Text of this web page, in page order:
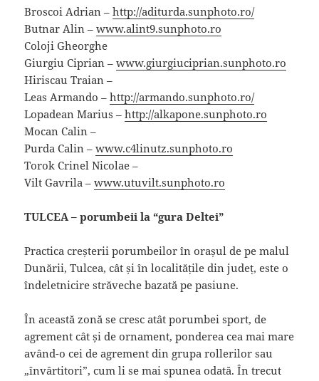
Broscoi Adrian –http://aditurda.sunphoto.ro/
Butnar Alin –www.alint9.sunphoto.ro
Coloji Gheorghe
Giurgiu Ciprian –www.giurgiuciprian.sunphoto.ro
Hiriscau Traian –
Leas Armando –http://armando.sunphoto.ro/
Lopadean Marius –http://alkapone.sunphoto.ro
Mocan Calin –
Purda Calin –www.c4linutz.sunphoto.ro
Torok Crinel Nicolae –
Vilt Gavrila –www.utuvilt.sunphoto.ro
TULCEA – porumbeii la “gura Deltei”
Practica creșterii porumbeilor în orașul de pe malul
Dunării, Tulcea, cât și în localitățile din județ, este o
îndeletnicire străveche bazată pe pasiune.
În această zonă se cresc atât porumbei sport, de
agrement cât și de ornament, ponderea cea mai mare
având-o cei de agrement din grupa rollerilor sau
„învârtitori”, cum li se mai spunea odată. În trecut